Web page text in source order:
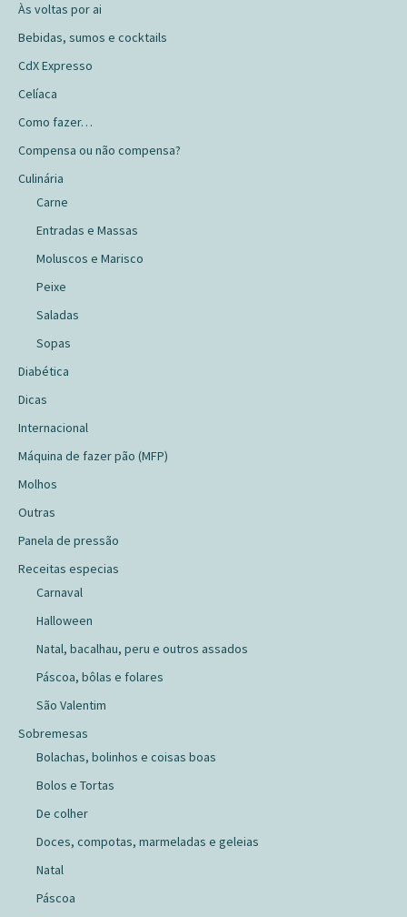
Às voltas por ai
Bebidas, sumos e cocktails
CdX Expresso
Celíaca
Como fazer…
Compensa ou não compensa?
Culinária
Carne
Entradas e Massas
Moluscos e Marisco
Peixe
Saladas
Sopas
Diabética
Dicas
Internacional
Máquina de fazer pão (MFP)
Molhos
Outras
Panela de pressão
Receitas especias
Carnaval
Halloween
Natal, bacalhau, peru e outros assados
Páscoa, bôlas e folares
São Valentim
Sobremesas
Bolachas, bolinhos e coisas boas
Bolos e Tortas
De colher
Doces, compotas, marmeladas e geleias
Natal
Páscoa